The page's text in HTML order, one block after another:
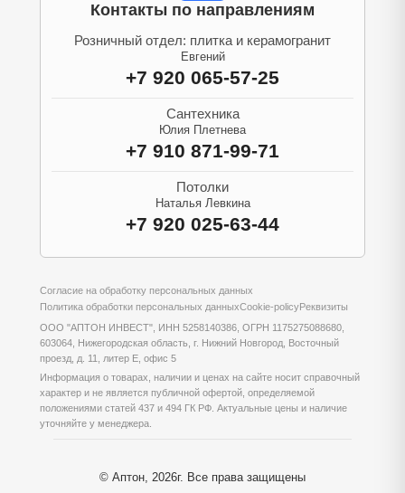
Контакты по направлениям
Розничный отдел: плитка и керамогранит
Евгений
+7 920 065-57-25
Сантехника
Юлия Плетнева
+7 910 871-99-71
Потолки
Наталья Левкина
+7 920 025-63-44
Согласие на обработку персональных данных
Политика обработки персональных данныхCookie-policyРеквизиты
ООО "АПТОН ИНВЕСТ", ИНН 5258140386, ОГРН 1175275088680,
603064, Нижегородская область, г. Нижний Новгород, Восточный
проезд, д. 11, литер Е, офис 5
Информация о товарах, наличии и ценах на сайте носит справочный
характер и не является публичной офертой, определяемой
положениями статей 437 и 494 ГК РФ. Актуальные цены и наличие
уточняйте у менеджера.
© Аптон, 2026г. Все права защищены